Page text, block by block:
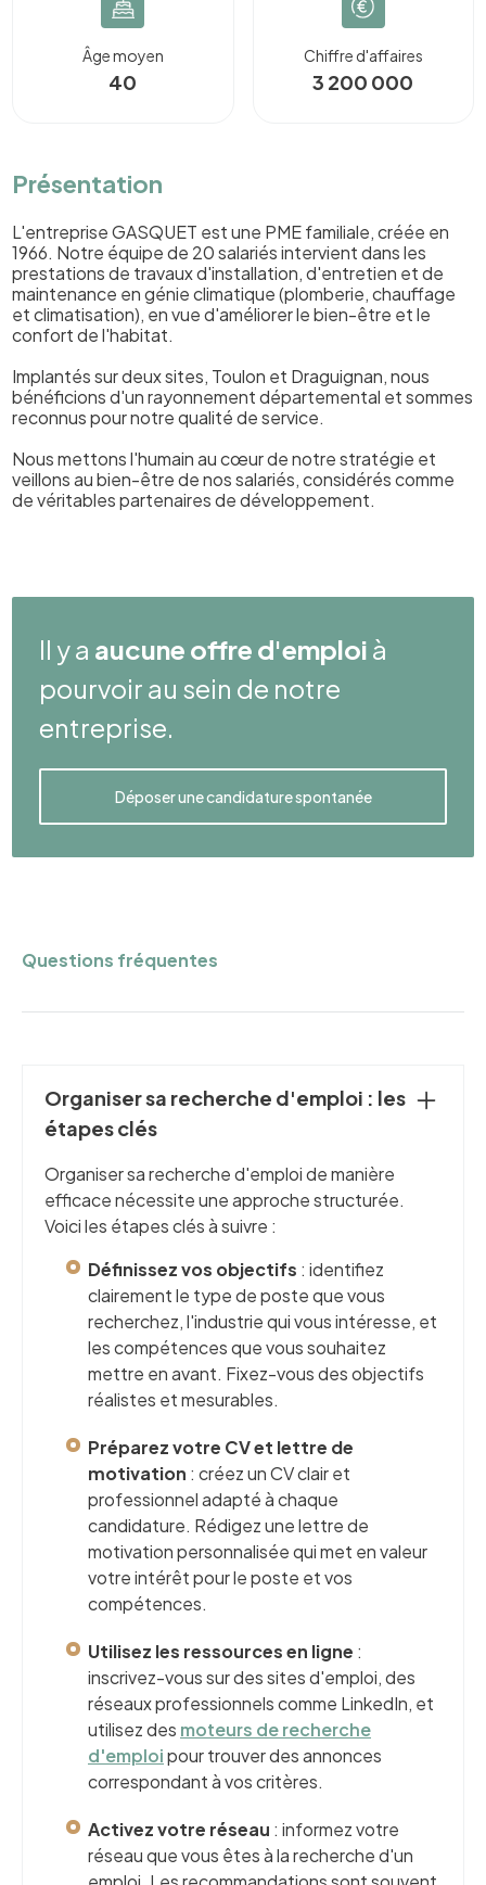
Âge moyen
40
Chiffre d'affaires
3 200 000
Présentation
L'entreprise GASQUET est une PME familiale, créée en
1966. Notre équipe de 20 salariés intervient dans les
prestations de travaux d'installation, d'entretien et de
maintenance en génie climatique (plomberie, chauffage
et climatisation), en vue d'améliorer le bien-être et le
confort de l'habitat.
Implantés sur deux sites, Toulon et Draguignan, nous
bénéficions d'un rayonnement départemental et sommes
reconnus pour notre qualité de service.
Nous mettons l'humain au cœur de notre stratégie et
veillons au bien-être de nos salariés, considérés comme
de véritables partenaires de développement.
Il y a aucune offre d'emploi à
pourvoir au sein de notre
entreprise.
Déposer une candidature spontanée
Questions fréquentes
Organiser sa recherche d'emploi : les
étapes clés
Organiser sa recherche d'emploi de manière
efficace nécessite une approche structurée.
Voici les étapes clés à suivre :
Définissez vos objectifs : identifiez
clairement le type de poste que vous
recherchez, l'industrie qui vous intéresse, et
les compétences que vous souhaitez
mettre en avant. Fixez-vous des objectifs
réalistes et mesurables.
Préparez votre CV et lettre de
motivation : créez un CV clair et
professionnel adapté à chaque
candidature. Rédigez une lettre de
motivation personnalisée qui met en valeur
votre intérêt pour le poste et vos
compétences.
Utilisez les ressources en ligne :
inscrivez-vous sur des sites d'emploi, des
réseaux professionnels comme LinkedIn, et
utilisez des moteurs de recherche
d'emploipour trouver des annonces
correspondant à vos critères.
Activez votre réseau : informez votre
réseau que vous êtes à la recherche d'un